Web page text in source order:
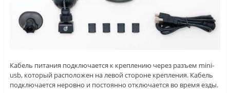
Кабель питания подключается к креплению через разъем mini-
usb, который расположен на левой стороне крепления. Кабель
подключается неровно и постоянно отключается во время езды.